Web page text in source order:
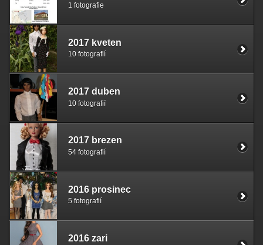
1 fotografie
2017 kveten
10 fotografií
2017 duben
10 fotografií
2017 brezen
54 fotografií
2016 prosinec
5 fotografií
2016 zari